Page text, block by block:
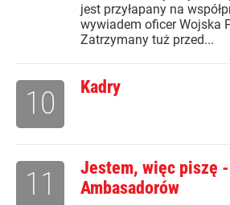
jest przyłapany na
wywiadem oficer Wojska
Zatrzymany tuż przed...
Kadry
10
Jestem, więc piszę -
Ambasadorów
11